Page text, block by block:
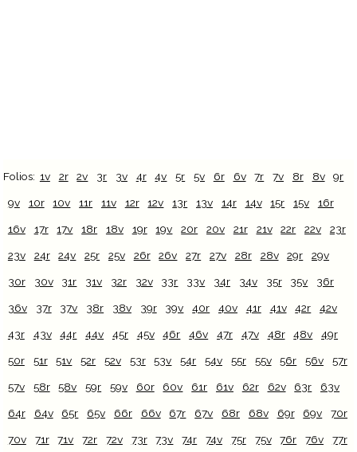
Folios: 1v 2r 2v 3r 3v 4r 4v 5r 5v 6r 6v 7r 7v 8r 8v 9r
9v 10r 10v 11r 11v 12r 12v 13r 13v 14r 14v 15r 15v 16r
16v 17r 17v 18r 18v 19r 19v 20r 20v 21r 21v 22r 22v 23r
23v 24r 24v 25r 25v 26r 26v 27r 27v 28r 28v 29r 29v
30r 30v 31r 31v 32r 32v 33r 33v 34r 34v 35r 35v 36r
36v 37r 37v 38r 38v 39r 39v 40r 40v 41r 41v 42r 42v
43r 43v 44r 44v 45r 45v 46r 46v 47r 47v 48r 48v 49r
50r 51r 51v 52r 52v 53r 53v 54r 54v 55r 55v 56r 56v 57r
57v 58r 58v 59r 59v 60r 60v 61r 61v 62r 62v 63r 63v
64r 64v 65r 65v 66r 66v 67r 67v 68r 68v 69r 69v 70r
70v 71r 71v 72r 72v 73r 73v 74r 74v 75r 75v 76r 76v 77r